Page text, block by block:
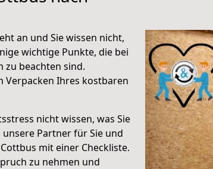
an und Sie wissen nicht,
wichtige Punkte, die bei
zu beachten sind.
Verpacken Ihres kostbaren
nicht wissen, was Sie
Partner für Sie und
mit einer Checkliste.
zu nehmen und